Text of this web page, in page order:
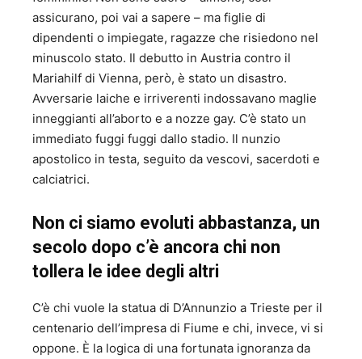
assicurano, poi vai a sapere – ma figlie di
dipendenti o impiegate, ragazze che risiedono nel
minuscolo stato. Il debutto in Austria contro il
Mariahilf di Vienna, però, è stato un disastro.
Avversarie laiche e irriverenti indossavano maglie
inneggianti all’aborto e a nozze gay. C’è stato un
immediato fuggi fuggi dallo stadio. Il nunzio
apostolico in testa, seguito da vescovi, sacerdoti e
calciatrici.
Non ci siamo evoluti abbastanza, un
secolo dopo c’è ancora chi non
tollera le idee degli altri
C’è chi vuole la statua di D’Annunzio a Trieste per il
centenario dell’impresa di Fiume e chi, invece, vi si
oppone. È la logica di una fortunata ignoranza da